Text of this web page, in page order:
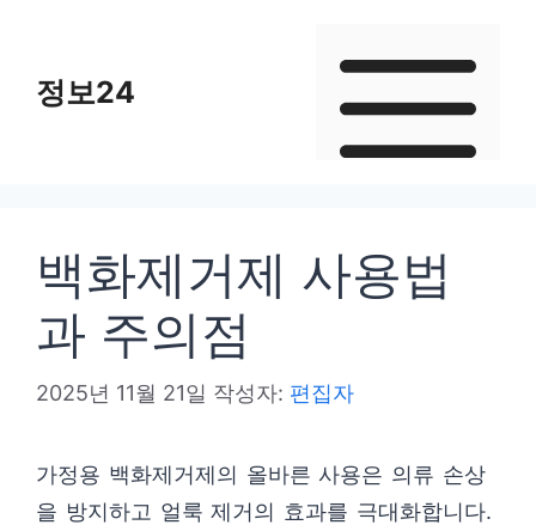
정보24
백화제거제 사용법
과 주의점
2025년 11월 21일 작성자: 편집자
가정용 백화제거제의 올바른 사용은 의류 손상
을 방지하고 얼룩 제거의 효과를 극대화합니다.